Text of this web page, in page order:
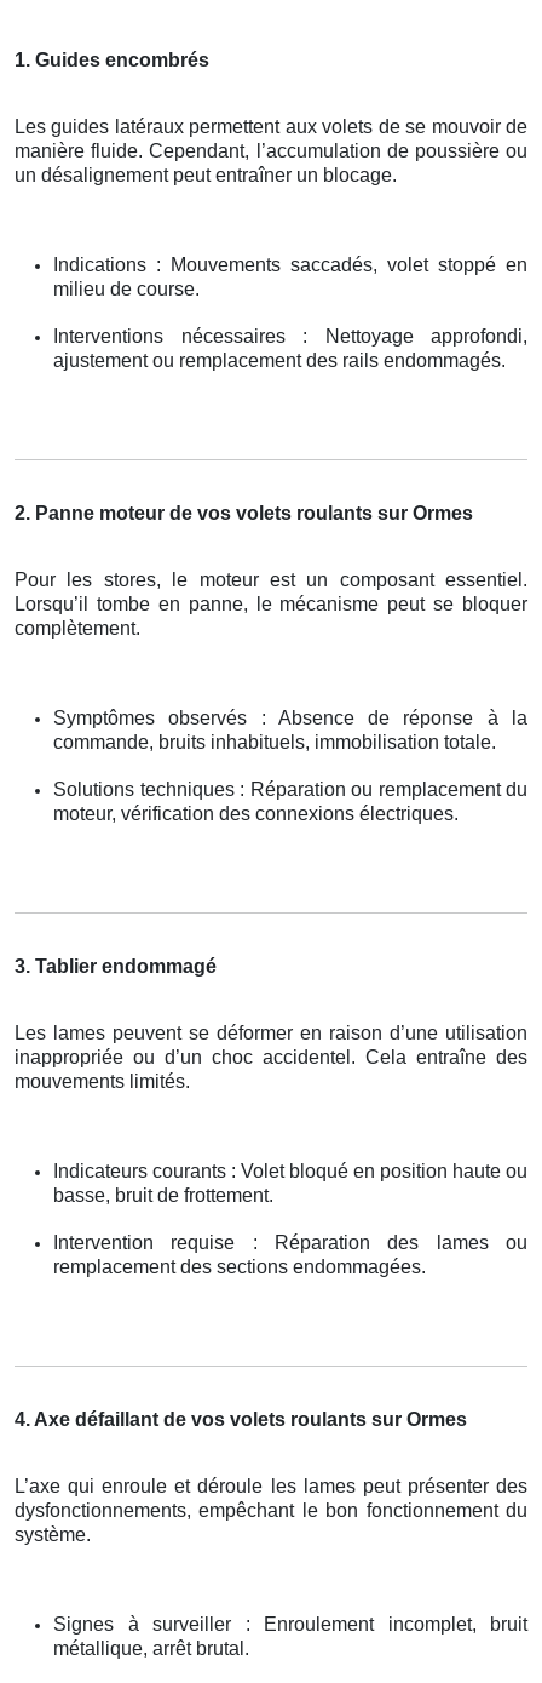
1. Guides encombrés
Les guides latéraux permettent aux volets de se mouvoir de
manière fluide. Cependant, l’accumulation de poussière ou
un désalignement peut entraîner un blocage.
Indications : Mouvements saccadés, volet stoppé en
milieu de course.
Interventions nécessaires : Nettoyage approfondi,
ajustement ou remplacement des rails endommagés.
2. Panne moteur de vos volets roulants sur Ormes
Pour les stores, le moteur est un composant essentiel.
Lorsqu’il tombe en panne, le mécanisme peut se bloquer
complètement.
Symptômes observés : Absence de réponse à la
commande, bruits inhabituels, immobilisation totale.
Solutions techniques : Réparation ou remplacement du
moteur, vérification des connexions électriques.
3. Tablier endommagé
Les lames peuvent se déformer en raison d’une utilisation
inappropriée ou d’un choc accidentel. Cela entraîne des
mouvements limités.
Indicateurs courants : Volet bloqué en position haute ou
basse, bruit de frottement.
Intervention requise : Réparation des lames ou
remplacement des sections endommagées.
4. Axe défaillant de vos volets roulants sur Ormes
L’axe qui enroule et déroule les lames peut présenter des
dysfonctionnements, empêchant le bon fonctionnement du
système.
Signes à surveiller : Enroulement incomplet, bruit
métallique, arrêt brutal.